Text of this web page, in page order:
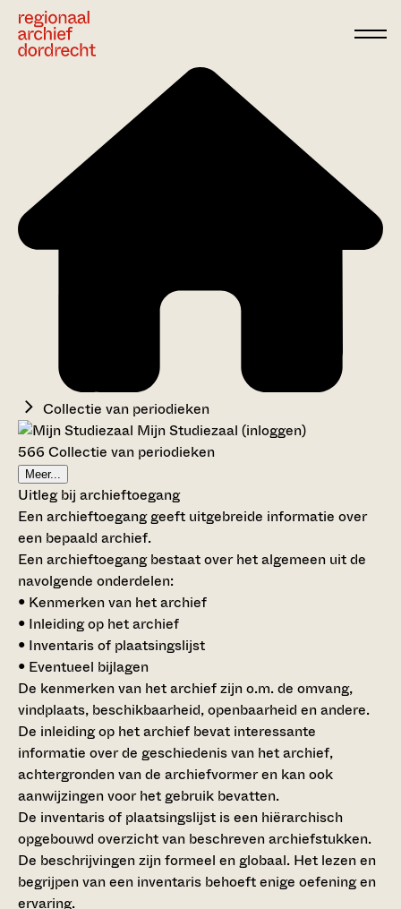
Collectie van periodieken
Mijn Studiezaal (inloggen)
566 Collectie van periodieken
Meer...
Uitleg bij archieftoegang
Een archieftoegang geeft uitgebreide informatie over
een bepaald archief.
Een archieftoegang bestaat over het algemeen uit de
navolgende onderdelen:
• Kenmerken van het archief
• Inleiding op het archief
• Inventaris of plaatsingslijst
• Eventueel bijlagen
De kenmerken van het archief zijn o.m. de omvang,
vindplaats, beschikbaarheid, openbaarheid en andere.
De inleiding op het archief bevat interessante
informatie over de geschiedenis van het archief,
achtergronden van de archiefvormer en kan ook
aanwijzingen voor het gebruik bevatten.
De inventaris of plaatsingslijst is een hiërarchisch
opgebouwd overzicht van beschreven archiefstukken.
De beschrijvingen zijn formeel en globaal. Het lezen en
begrijpen van een inventaris behoeft enige oefening en
ervaring.